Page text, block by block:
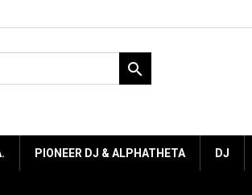

PIONEER DJ & ALPHATHETA DJ